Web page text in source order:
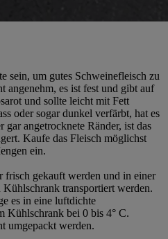
sein, um gutes Schweinefleisch zu
angenehm, es ist fest und gibt auf
und sollte leicht mit Fett
oder sogar dunkel verfärbt, hat es
gar angetrocknete Ränder, ist das
Kaufe das Fleisch möglichst
ein.
frisch gekauft werden und in einer
transportiert werden.
es in eine luftdichte
Kühlschrank bei 0 bis 4° C.
umgepackt werden.